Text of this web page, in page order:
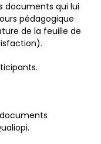
documents qui lui
pédagogique
de la feuille de